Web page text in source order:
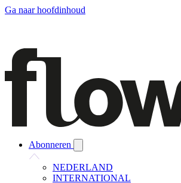
Ga naar hoofdinhoud
Abonneren
NEDERLAND
INTERNATIONAL